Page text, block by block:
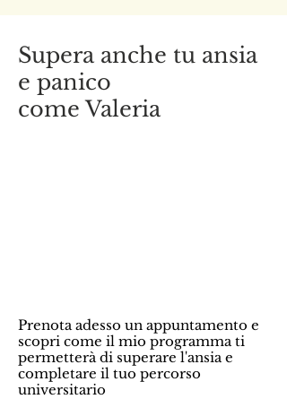
Supera anche tu ansia
e panico
come Valeria
Prenota adesso un appuntamento e
scopri come il mio programma ti
permetterà di superare l'ansia e
completare il tuo percorso
universitario